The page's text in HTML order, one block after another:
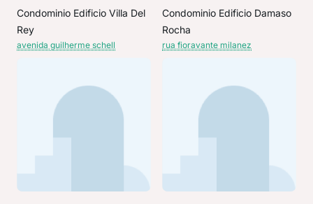
Condominio Edificio Villa Del
Rey
avenida guilherme schell
Condominio Edificio Damaso
Rocha
rua fioravante milanez